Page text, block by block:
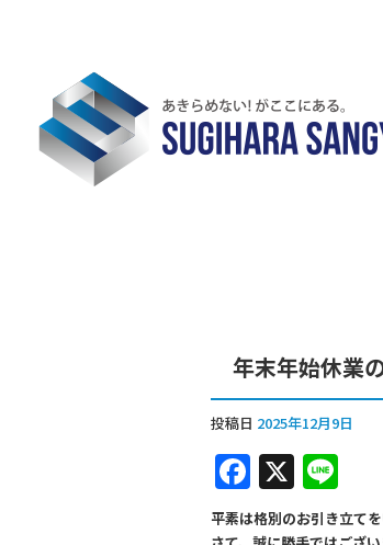
年末年始休業
投稿日 2025年12月9日
F
a
X
n
平素は格別のお引き立て